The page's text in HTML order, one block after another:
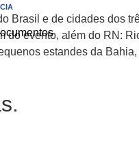
Brasil e de cidades dos
evento, além do RN:
estandes da